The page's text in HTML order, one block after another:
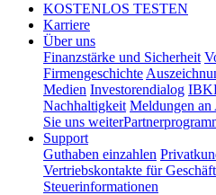
KOSTENLOS TESTEN
Karriere
Über uns
Finanzstärke und Sicherheit
Firmengeschichte
Medien Investorendialog
Nachhaltigkeit Meldungen an
Sie uns weiter
Support
Guthaben einzahlen
Vertriebskontakte für
Steuerinformationen